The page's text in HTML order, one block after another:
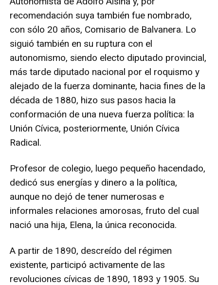
recomendación suya también fue nombrado,
con sólo 20 años, Comisario de Balvanera. Lo
siguió también en su ruptura con el
autonomismo, siendo electo diputado provincial,
más tarde diputado nacional por el roquismo y
alejado de la fuerza dominante, hacia fines de la
década de 1880, hizo sus pasos hacia la
conformación de una nueva fuerza política: la
Unión Cívica, posteriormente, Unión Cívica
Radical.
Profesor de colegio, luego pequeño hacendado,
dedicó sus energías y dinero a la política,
aunque no dejó de tener numerosas e
informales relaciones amorosas, fruto del cual
nació una hija, Elena, la única reconocida.
A partir de 1890, descreído del régimen
existente, participó activamente de las
revoluciones cívicas de 1890, 1893 y 1905. Su